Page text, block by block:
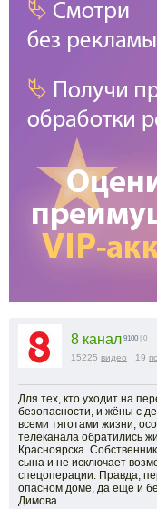
8 канал 9100 | 0
15225 видео 19
Для тех, кто уходит на
безопасности, и жёны с
всеми тяготами жизни,
телеканала обратились
Красноярска.
сына и не исключает
спецоперации. Правда,
опасном доме, да ещё и
Димова.